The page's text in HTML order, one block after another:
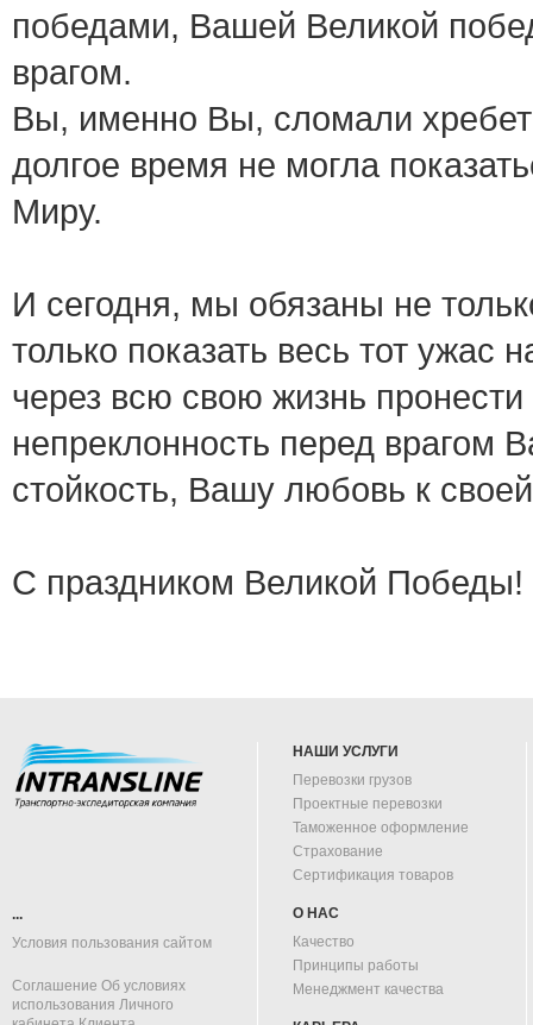
победами, Вашей Великой
врагом.
Вы, именно Вы, сломали хребет
долгое время не могла
Миру.
И сегодня, мы обязаны не
только показать весь тот ужас
через всю свою жизнь
непреклонность перед врагом
стойкость, Вашу любовь к
С праздником Великой Победы!
...
Условия пользования сайтом
Соглашение Об условиях
использования Личного
НАШИ УСЛУГИ
Перевозки грузов
Проектные перевозки
Таможенное оформление
Страхование
Сертификация товаров
О НАС
Качество
Принципы работы
Менеджмент качества